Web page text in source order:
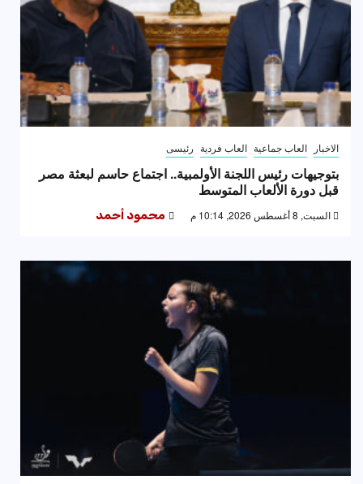
الاخبار العاب جماعية العاب فردية رئيسى
بتوجيهات رئيس اللجنة الأولمبية.. اجتماع حاسم لبعثة مصر
قبل دورة الألعاب المتوسط
السبت, 8 أغسطس 2026, 10:14 م محمود أحمد